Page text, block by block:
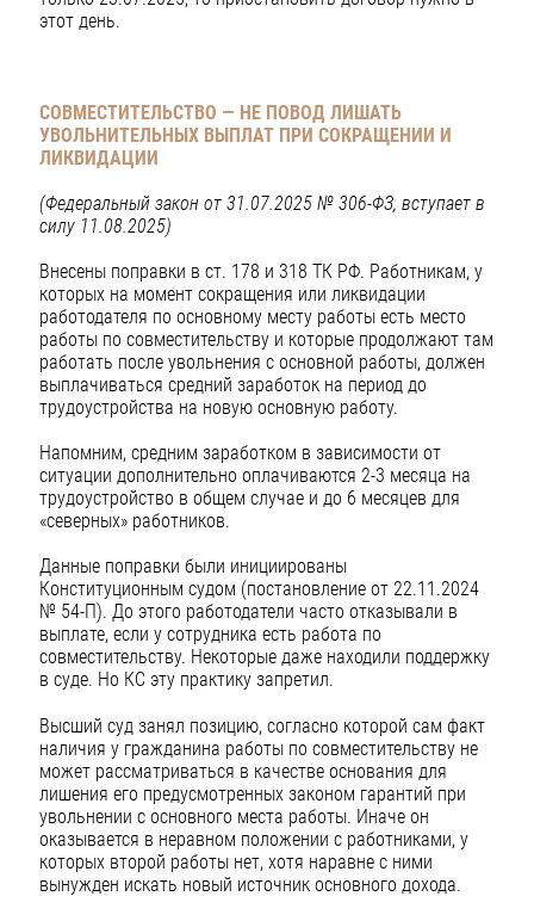
этот день.
СОВМЕСТИТЕЛЬСТВО — НЕ ПОВОД ЛИШАТЬ
УВОЛЬНИТЕЛЬНЫХ ВЫПЛАТ ПРИ СОКРАЩЕНИИ И
ЛИКВИДАЦИИ
(Федеральный закон от 31.07.2025 № 306-ФЗ, вступает в
силу 11.08.2025)
Внесены поправки в ст. 178 и 318 ТК РФ. Работникам, у
которых на момент сокращения или ликвидации
работодателя по основному месту работы есть место
работы по совместительству и которые продолжают там
работать после увольнения с основной работы, должен
выплачиваться средний заработок на период до
трудоустройства на новую основную работу.
Напомним, средним заработком в зависимости от
ситуации дополнительно оплачиваются 2-3 месяца на
трудоустройство в общем случае и до 6 месяцев для
«северных» работников.
Данные поправки были инициированы
Конституционным судом (постановление от 22.11.2024
№ 54-П). До этого работодатели часто отказывали в
выплате, если у сотрудника есть работа по
совместительству. Некоторые даже находили поддержку
в суде. Но КС эту практику запретил.
Высший суд занял позицию, согласно которой сам факт
наличия у гражданина работы по совместительству не
может рассматриваться в качестве основания для
лишения его предусмотренных законом гарантий при
увольнении с основного места работы. Иначе он
оказывается в неравном положении с работниками, у
которых второй работы нет, хотя наравне с ними
вынужден искать новый источник основного дохода.